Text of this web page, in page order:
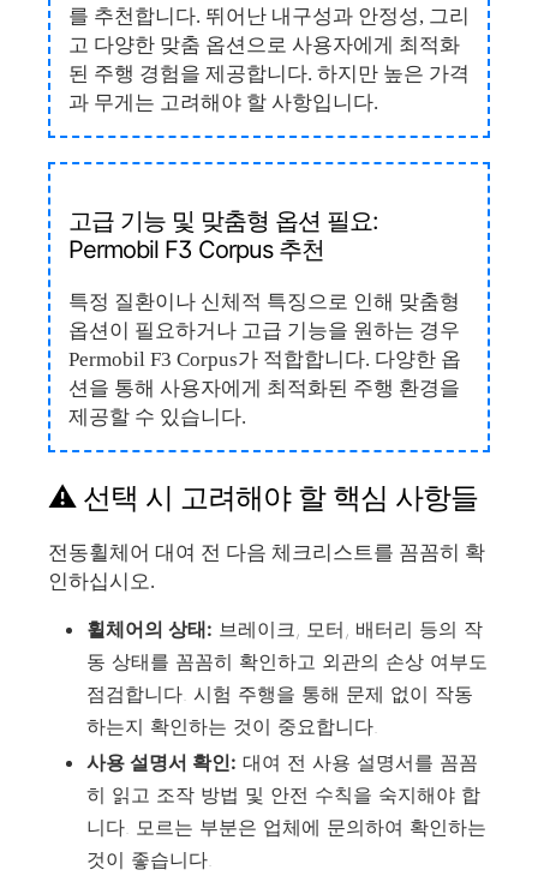
를 추천합니다. 뛰어난 내구성과 안정성, 그리
고 다양한 맞춤 옵션으로 사용자에게 최적화
된 주행 경험을 제공합니다. 하지만 높은 가격
과 무게는 고려해야 할 사항입니다.
고급 기능 및 맞춤형 옵션 필요:
Permobil F3 Corpus 추천
특정 질환이나 신체적 특징으로 인해 맞춤형
옵션이 필요하거나 고급 기능을 원하는 경우
Permobil F3 Corpus가 적합합니다. 다양한 옵
션을 통해 사용자에게 최적화된 주행 환경을
제공할 수 있습니다.
⚠️ 선택 시 고려해야 할 핵심 사항들
전동휠체어 대여 전 다음 체크리스트를 꼼꼼히 확
인하십시오.
휠체어의 상태: 브레이크, 모터, 배터리 등의 작
동 상태를 꼼꼼히 확인하고 외관의 손상 여부도
점검합니다. 시험 주행을 통해 문제 없이 작동
하는지 확인하는 것이 중요합니다.
사용 설명서 확인: 대여 전 사용 설명서를 꼼꼼
히 읽고 조작 방법 및 안전 수칙을 숙지해야 합
니다. 모르는 부분은 업체에 문의하여 확인하는
것이 좋습니다.